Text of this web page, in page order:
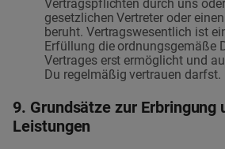
Vertragspflichten durch uns
gesetzlichen Vertreter oder
beruht. Vertragswesentlich ist
Erfüllung die ordnungsgemäße
Vertrages erst ermöglicht und
Du regelmäßig vertrauen darfst.
9. Grundsätze zur Erbringung
Leistungen